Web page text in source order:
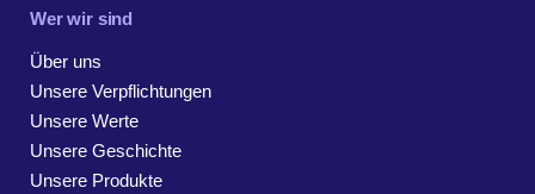
Wer wir sind
Über uns
Unsere Verpflichtungen
Unsere Werte
Unsere Geschichte
Unsere Produkte